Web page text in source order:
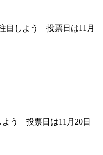
目しよう 投票日は11月
う 投票日は11月20日